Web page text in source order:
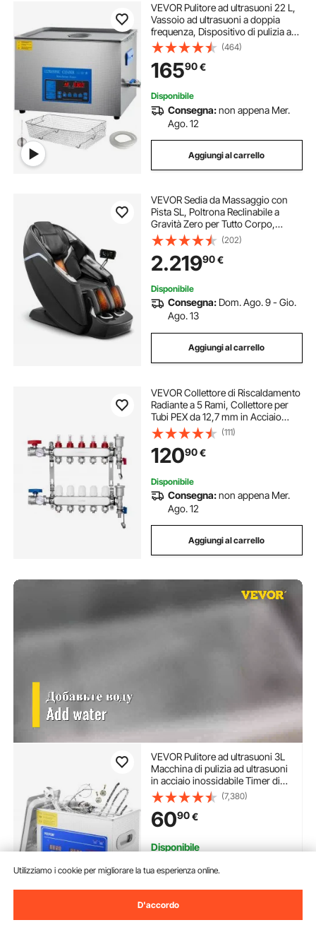
VEVOR Pulitore ad ultrasuoni 22 L,
Vassoio ad ultrasuoni a doppia
frequenza, Dispositivo di pulizia ad
ultrasuoni in acciaio inossidabile,
con riscaldamento e timer, per
gioielli, occhiali
(464)
16590€
Disponibile
Consegna:non appena Mer.
Ago. 12
Aggiungi al carrello
VEVOR Sedia da Massaggio con
Pista SL, Poltrona Reclinabile a
Gravità Zero per Tutto Corpo,
Modalità Allungamento Yoga,
Poltrona Massaggiante 3D/4D con
Voce AI, Riscaldamento, 36 Airbag,
Schermo TFT
(202)
2.21990€
Disponibile
Consegna: Dom. Ago. 9 - Gio.
Ago. 13
Aggiungi al carrello
VEVOR Collettore di Riscaldamento
Radiante a 5 Rami, Collettore per
Tubi PEX da 12,7 mm in Acciaio
Inossidabile PEX, con Adattatori da
12,7 mm, per Pavimento Radiante
Idronico, Kit Collettore PEX
(111)
12090€
Disponibile
Consegna:non appena Mer.
Ago. 12
Aggiungi al carrello
VEVOR Pulitore ad ultrasuoni 3L
Macchina di pulizia ad ultrasuoni
in acciaio inossidabile Timer di
riscaldamento digitale Pulizia
gioielli per uso domestico
personale commerciale
(7,380)
6090€
Disponibile
Ago. 12
Utilizziamo i cookie per migliorare la tua esperienza online.
D'accordo